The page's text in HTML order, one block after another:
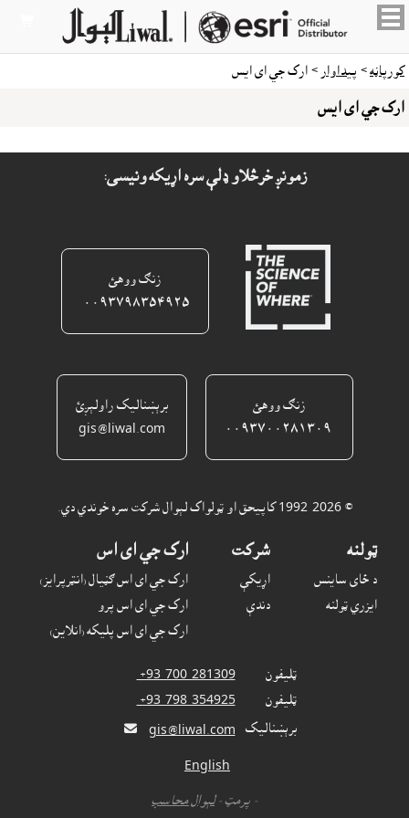
کورپاڼه > پيداوار > ارک جي اى ايس
ارک جي اى ايس
زمونږ خرڅلاو ډلې سره اړيکه ونيسى:
زنګ ووهئ
٠٠٩٣٧٩٨٣٥٤٩٢٥ ‎
زنګ ووهئ
برېښناليک راولېږئ
gis@liwal.com
© 1992-2026 کاپيحق او ټولواک لېوال شرکت سره خوندي دي.
ټولنه
د ځاى ساينس
ايزري ټولنه
شرکت
اړيکې
دندې
ارک جي اى اس
ارک جي اى اس ګڼيال (انټرپرايز)
ارک جي اى اس پرو
ارک جي اى اس پليکه (انلاين)
ټليفون
‎ +93-700-281309
ټليفون
‎ +93-798-354925
برېښناليک gis@liwal.com

English
- پرمټ -لېوال محاسب